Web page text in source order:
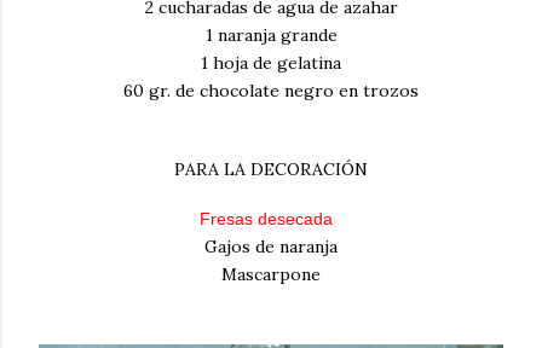
2 cucharadas de agua de azahar
1 naranja grande
1 hoja de gelatina
60 gr. de chocolate negro en trozos
PARA LA DECORACIÓN
Fresas desecada
Gajos de naranja
Mascarpone